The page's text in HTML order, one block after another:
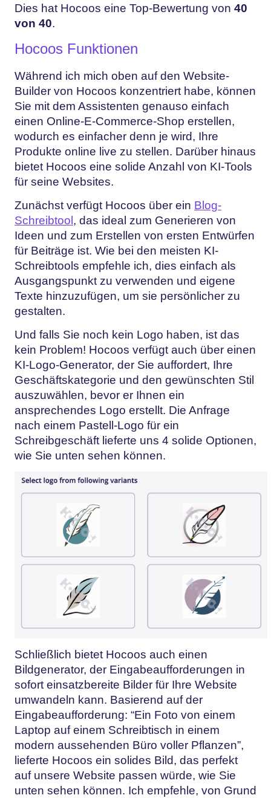
Dies hat Hocoos eine Top-Bewertung von 40
von 40.
Hocoos Funktionen
Während ich mich oben auf den Website-
Builder von Hocoos konzentriert habe, können
Sie mit dem Assistenten genauso einfach
einen Online-E-Commerce-Shop erstellen,
wodurch es einfacher denn je wird, Ihre
Produkte online live zu stellen. Darüber hinaus
bietet Hocoos eine solide Anzahl von KI-Tools
für seine Websites.
Zunächst verfügt Hocoos über ein Blog-
Schreibtool , das ideal zum Generieren von
Ideen und zum Erstellen von ersten Entwürfen
für Beiträge ist. Wie bei den meisten KI-
Schreibtools empfehle ich, dies einfach als
Ausgangspunkt zu verwenden und eigene
Texte hinzuzufügen, um sie persönlicher zu
gestalten.
Und falls Sie noch kein Logo haben, ist das
kein Problem! Hocoos verfügt auch über einen
KI-Logo-Generator, der Sie auffordert, Ihre
Geschäftskategorie und den gewünschten Stil
auszuwählen, bevor er Ihnen ein
ansprechendes Logo erstellt. Die Anfrage
nach einem Pastell-Logo für ein
Schreibgeschäft lieferte uns 4 solide Optionen,
wie Sie unten sehen können.
Schließlich bietet Hocoos auch einen
Bildgenerator, der Eingabeaufforderungen in
sofort einsatzbereite Bilder für Ihre Website
umwandeln kann. Basierend auf der
Eingabeaufforderung: “Ein Foto von einem
Laptop auf einem Schreibtisch in einem
modern aussehenden Büro voller Pflanzen”,
lieferte Hocoos ein solides Bild, das perfekt
auf unsere Website passen würde, wie Sie
unten sehen können. Ich empfehle, von Grund